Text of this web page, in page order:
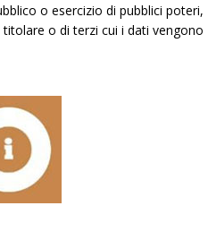
o esercizio di pubblici poteri,
o di terzi cui i dati vengono